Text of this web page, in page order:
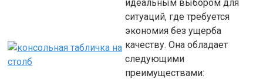
идеальным выбором для
ситуаций, где требуется
экономия без ущерба
качеству. Она обладает
следующими
преимуществами: